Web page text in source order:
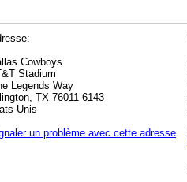
Cowboys
Stadium
Legends Way
TX 76011-6143
Unis
un problème avec cette adresse